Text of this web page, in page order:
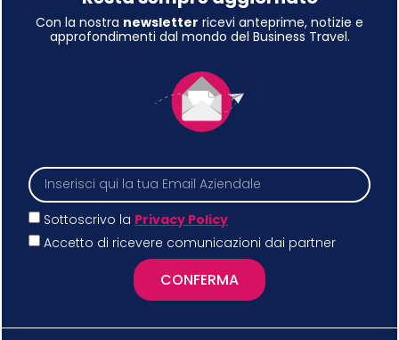
Con la nostra newsletter ricevi anteprime, notizie e
approfondimenti dal mondo del Business Travel.
Sottoscrivo la Privacy Policy
Accetto di ricevere comunicazioni dai partner
CONFERMA